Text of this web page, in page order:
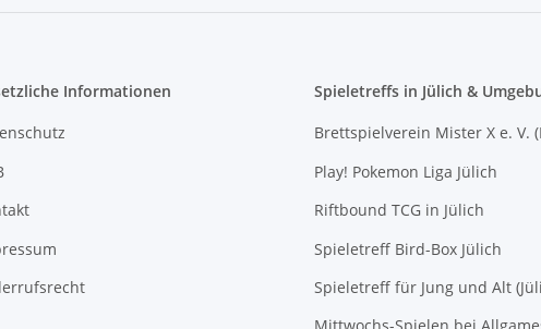
Informationen Spieletreffs in Jülich &
Brettspielverein Mister X e. V.
Play! Pokemon Liga Jülich
Riftbound TCG in Jülich
Spieletreff Bird-Box Jülich
Spieletreff für Jung und Alt